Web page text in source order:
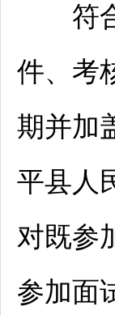
符合
件、考
期并加
平县人
对既参
参加面